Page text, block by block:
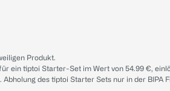
Produkt.
ein tiptoi Starter-Set im Wert von 54.99 €,
des tiptoi Starter Sets nur in der